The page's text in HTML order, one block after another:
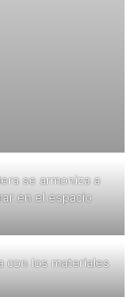
se armoniza a
en el espacio
con los materiales